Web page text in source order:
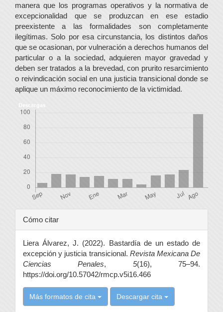
manera que los programas operativos y la normativa de
excepcionalidad que se produzcan en ese estadio
preexistente a las formalidades son completamente
ilegítimas. Solo por esa circunstancia, los distintos daños
que se ocasionan, por vulneración a derechos humanos del
particular o a la sociedad, adquieren mayor gravedad y
deben ser tratados a la brevedad, con prurito resarcimiento
o reivindicación social en una justicia transicional donde se
aplique un máximo reconocimiento de la victimidad.
Descargas
Detalles
del
artículo
Cómo citar
Liera Álvarez, J. (2022). Bastardía de un estado de
excepción y justicia transicional. Revista Mexicana De
Ciencias Penales, 5(16), 75–94.
https://doi.org/10.57042/rmcp.v5i16.466
Más formatos de cita Descargar cita